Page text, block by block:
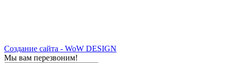
Создание сайта - WoW DESIGN
Мы вам перезвоним!